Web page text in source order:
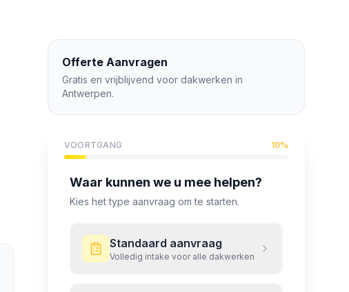
Offerte Aanvragen
Gratis en vrijblijvend voor dakwerken in
Antwerpen.
VOORTGANG 10%
Waar kunnen we u mee helpen?
Kies het type aanvraag om te starten.
Standaard aanvraag
Volledig intake voor alle dakwerken